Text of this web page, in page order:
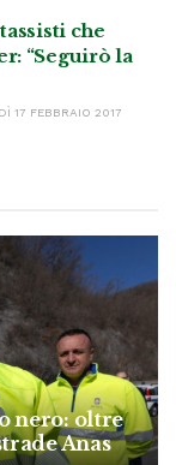
che
“Seguirò la
17 FEBBRAIO 2017
nero: oltre
Anas